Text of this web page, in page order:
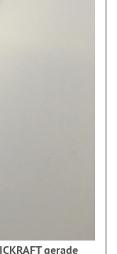
gerade